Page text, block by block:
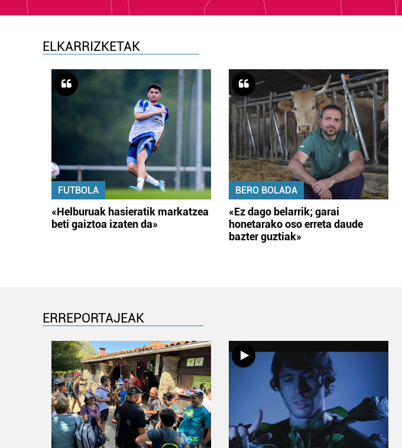
ELKARRIZKETAK
FUTBOLA
«Helburuak hasieratik markatzea
beti gaiztoa izaten da»
BERO BOLADA
«Ez dago belarrik; garai
honetarako oso erreta daude
bazter guztiak»
ERREPORTAJEAK